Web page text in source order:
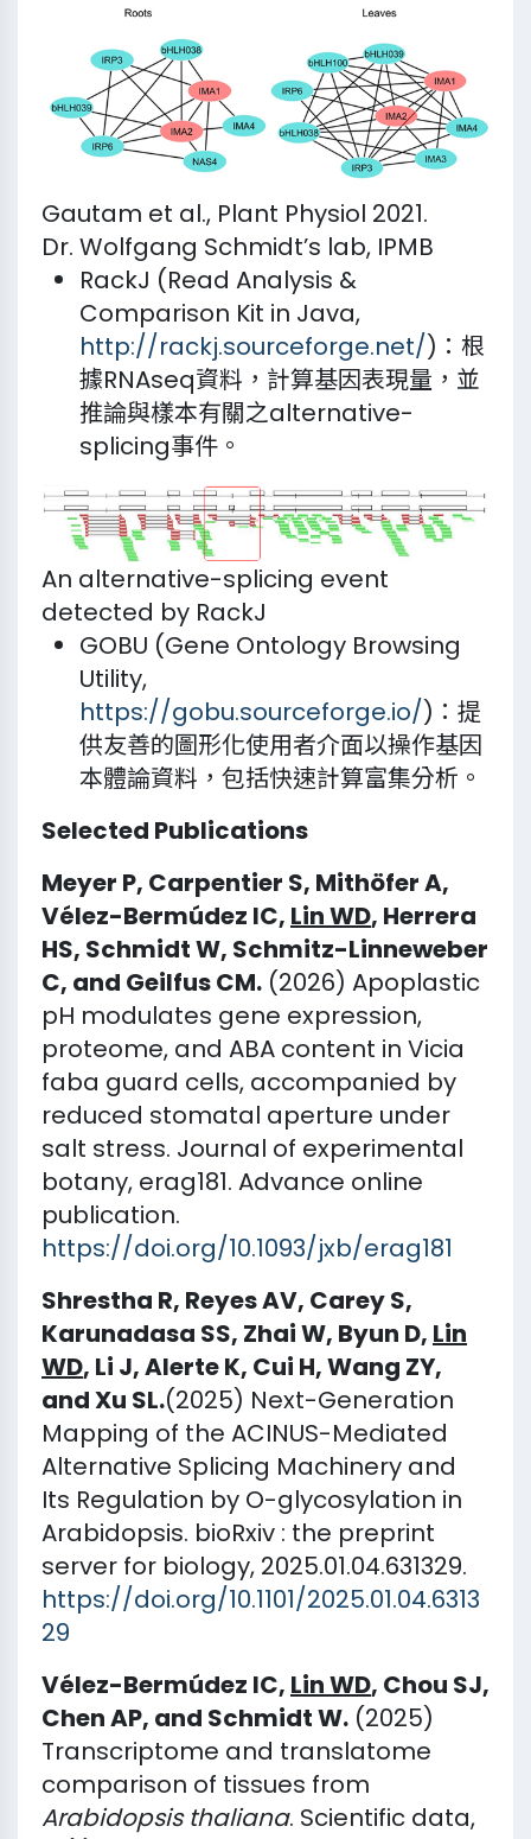
Gautam et al., Plant Physiol 2021.
Dr. Wolfgang Schmidt’s lab, IPMB
RackJ (Read Analysis &
Comparison Kit in Java,
http://rackj.sourceforge.net/)：根
據RNAseq資料，計算基因表現量，並
推論與樣本有關之alternative-
splicing事件。
An alternative-splicing event
detected by RackJ
GOBU (Gene Ontology Browsing
Utility,
https://gobu.sourceforge.io/)：提
供友善的圖形化使用者介面以操作基因
本體論資料，包括快速計算富集分析。
Selected Publications
Meyer P, Carpentier S, Mithöfer A,
Vélez-Bermúdez IC, Lin WD, Herrera
HS, Schmidt W, Schmitz-Linneweber
C, and Geilfus CM. (2026) Apoplastic
pH modulates gene expression,
proteome, and ABA content in Vicia
faba guard cells, accompanied by
reduced stomatal aperture under
salt stress. Journal of experimental
botany, erag181. Advance online
publication.
https://doi.org/10.1093/jxb/erag181
Shrestha R, Reyes AV, Carey S,
Karunadasa SS, Zhai W, Byun D, Lin
WD, Li J, Alerte K, Cui H, Wang ZY,
and Xu SL.(2025) Next-Generation
Mapping of the ACINUS-Mediated
Alternative Splicing Machinery and
Its Regulation by O-glycosylation in
Arabidopsis. bioRxiv : the preprint
server for biology, 2025.01.04.631329.
https://doi.org/10.1101/2025.01.04.6313
29
Vélez-Bermúdez IC, Lin WD, Chou SJ,
Chen AP, and Schmidt W. (2025)
Transcriptome and translatome
comparison of tissues from
Arabidopsis thaliana. Scientific data,